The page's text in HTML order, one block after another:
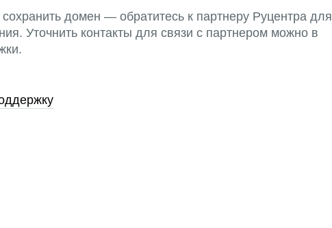
домен — обратитесь к партнеру Руцентра для
Уточнить контакты для связи с партнером можно в